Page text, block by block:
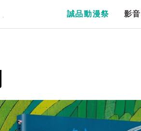
誠品動漫祭 影